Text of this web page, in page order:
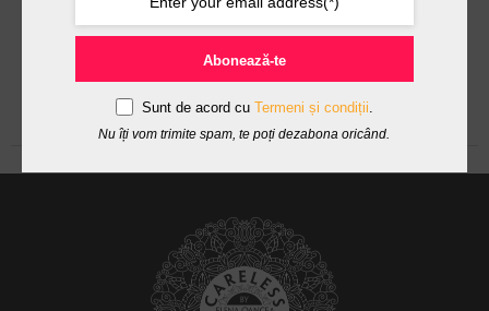
Abonează-te
Sunt de acord cu Termeni și condiții.
Nu îți vom trimite spam, te poți dezabona oricând.